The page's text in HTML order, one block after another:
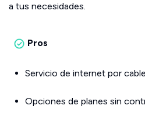
a tus necesidades.
Pros
Servicio de internet por
Opciones de planes sin